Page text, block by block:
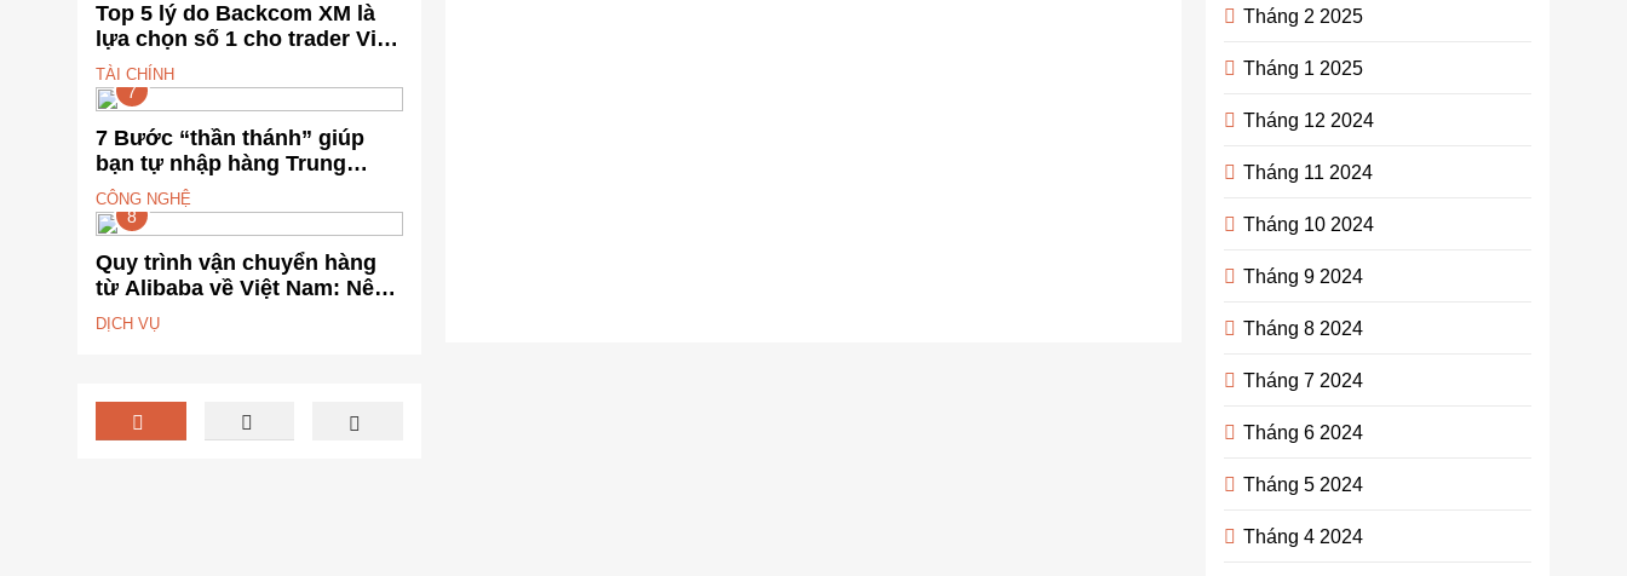
Top 5 lý do Backcom XM là
lựa chọn số 1 cho trader Việt
hiện nay
TÀI CHÍNH
7
7 Bước “thần thánh” giúp
bạn tự nhập hàng Trung
Quốc không qua trung gian.
CÔNG NGHỆ
8
Quy trình vận chuyển hàng
từ Alibaba về Việt Nam: Nên
chọn đường biển hay đường
hàng không?
DỊCH VỤ
낭 사쿠라,
đa dạng từ
luôn là điểm
đến hấp dẫn
Continue
Tháng 2 2025
Tháng 1 2025
Tháng 12 2024
Tháng 11 2024
Tháng 10 2024
Tháng 9 2024
Tháng 8 2024
Tháng 7 2024
Tháng 6 2024
Tháng 5 2024
Tháng 4 2024